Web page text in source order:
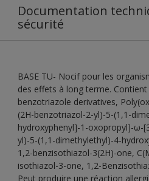
Documentation
sécurité
BASE TU- Nocif pour les
des effets à long terme.
benzotriazole derivatives,
(2H-benzotriazol-2-yl)-5-(1,1-
hydroxyphenyl]-1-oxopropyl]-ω-
yl)-5-(1,1-dimethylethyl)-4-
1,2-benzisothiazol-3(2H)-one,
isothiazol-3-one, 1,2-
Peut produire une réaction